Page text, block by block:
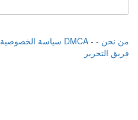
سياسة الخصوصية حقوق الملكية الفكرية DMCA - من نحن -
فريق التحرير